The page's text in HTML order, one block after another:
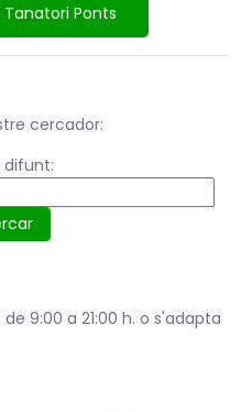
Tanatori Ponts
cercador:
difunt:
9:00 a 21:00 h. o s'adapta